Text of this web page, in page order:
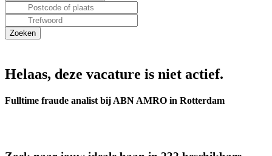
Helaas, deze vacature is niet actief.
Fulltime fraude analist bij ABN AMRO in Rotterdam